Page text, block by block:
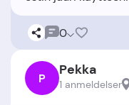
0
P Pekka
1 anmeldelser